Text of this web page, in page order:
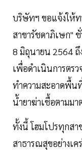
บริษัทฯ ขอแจ้งให้ท
สาขารัชดาภิเษก"
8 มิถุนายน 2564
เพื่อดำเนินการตร
ทำความสะอาดพื้น
น้ำยาฆ่าเชื้อตามมา
ทั้งนี้ โฮมโปรทุกสา
สาธารณสุขอย่างเ